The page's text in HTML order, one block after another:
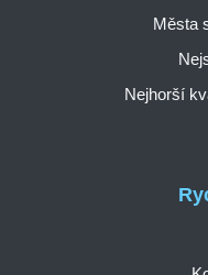
Města
Nejhorší